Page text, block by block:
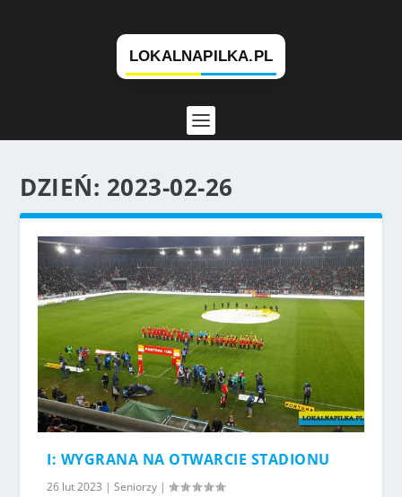
DZIEŃ: 2023-02-26
I: WYGRANA NA OTWARCIE STADIONU
26 lut 2023 |Seniorzy |